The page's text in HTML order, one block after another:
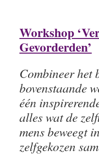
Workshop
Gevorderden’
Combineer het
bovenstaande
één
alles wat de
mens beweegt
zelfgekozen